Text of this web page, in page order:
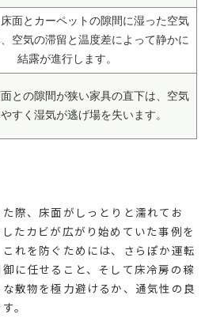
面とカーペットの隙間に湿った空気
空気の滞留と温度差によって静かに
結露が進行します。
との隙間が狭い家具の直下は、空気
すく湿気が逃げ場を失います。
際、床面がしっとりと濡れてお
たカビが広がり始めていた事例を
れを防ぐためには、さらぽか運転
に任せること、そして床冷房の稼
敷物を極力避けるか、通気性の良
。